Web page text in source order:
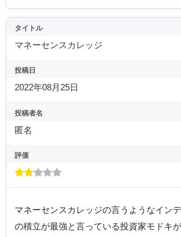
タイトル
マネーセンスカレッジ
投稿日
2022年08月25日
投稿者名
匿名
評価
マネーセンスカレッジの言うようなイン
の積立が最強と言っている投資家モドキ